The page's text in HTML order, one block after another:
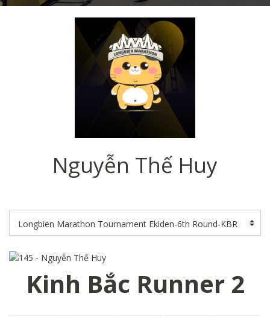
Nguyễn Thế Huy
Kinh Bắc Runner 2